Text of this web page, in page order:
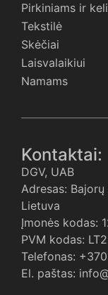
Pirkiniams ir
Tekstilė
Skėčiai
Laisvalaikiui
Namams
Kontaktai:
DGV, UAB
Adresas:
Lietuva
Įmonės kodas:
PVM kodas:
Telefonas:
El. paštas: